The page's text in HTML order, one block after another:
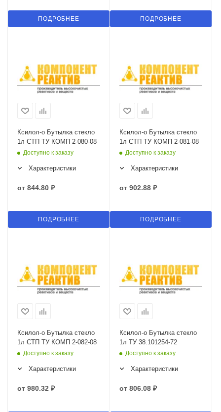
ПОДРОБНЕЕ ПОДРОБНЕЕ
Ксилол-о Бутылка стекло
1л СТП ТУ КОМП 2-080-08
Доступно к заказу
Характеристики
от 844.80 ₽
ПОДРОБНЕЕ
Ксилол-о Бутылка стекло
1л СТП ТУ КОМП 2-081-08
Доступно к заказу
Характеристики
от 902.88 ₽
ПОДРОБНЕЕ
Ксилол-о Бутылка стекло
1л СТП ТУ КОМП 2-082-08
Доступно к заказу
Характеристики
от 980.32 ₽
Ксилол-о Бутылка стекло
1л ТУ 38.101254-72
Доступно к заказу
Характеристики
от 806.08 ₽